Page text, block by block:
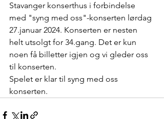
Stavanger konserthus i forbindelse
med "syng med oss"-konserten lørdag
27.januar 2024. Konserten er nesten
helt utsolgt for 34.gang. Det er kun
noen få billetter igjen og vi gleder oss
til konserten.
Spelet er klar til syng med oss
konserten.